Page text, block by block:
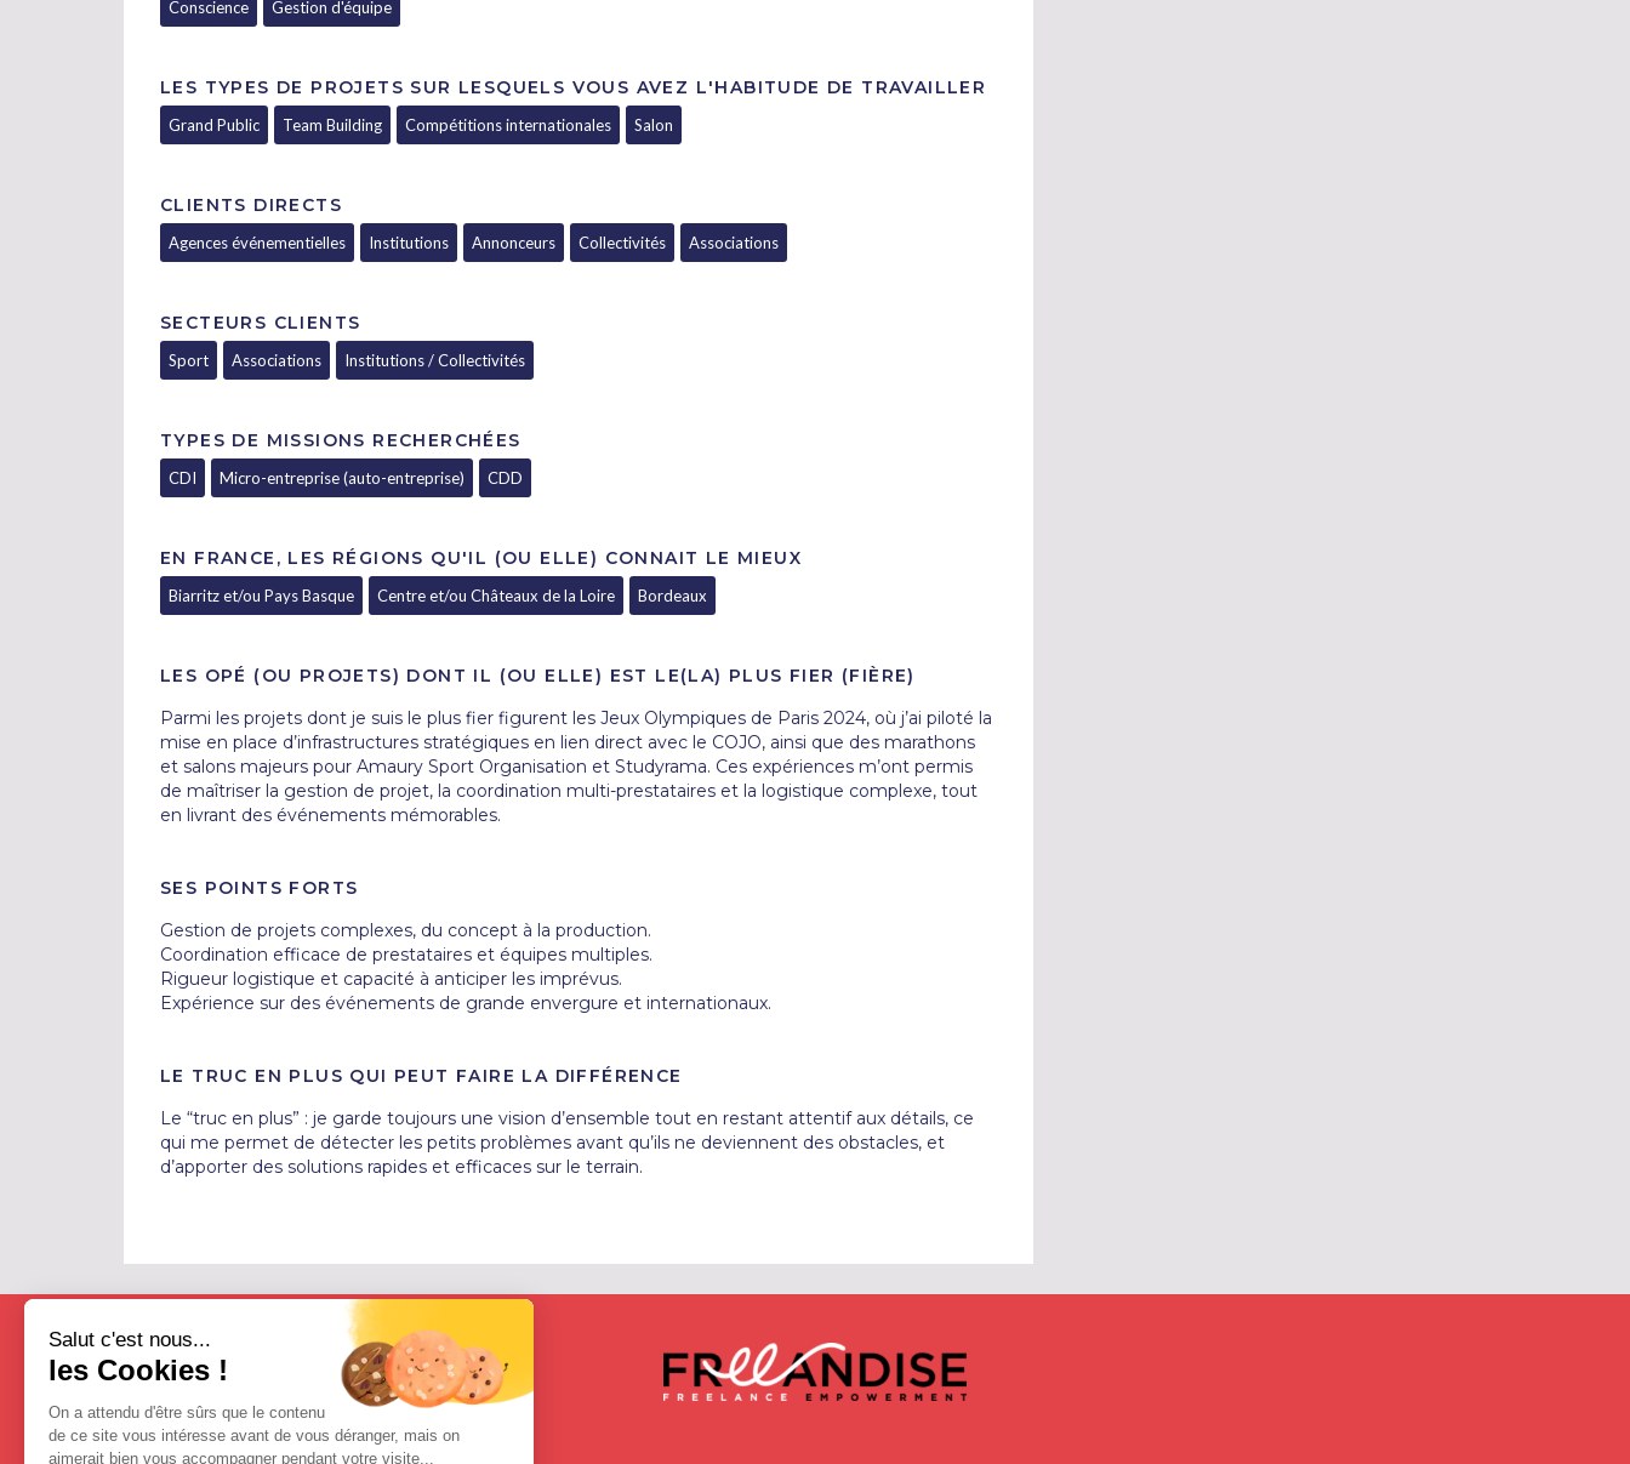
Salut c'est nous...
les Cookies !
On a attendu d'être sûrs que le contenu
de ce site vous intéresse avant de vous déranger, mais on
aimerait bien vous accompagner pendant votre visite...
Conscience Gestion d'équipe
LES TYPES DE PROJETS SUR LESQUELS VOUS AVEZ L'HABITUDE DE TRAVAILLER
Grand Public Team Building Compétitions internationales Salon
CLIENTS DIRECTS
Agences événementielles Institutions Annonceurs Collectivités Associations
SECTEURS CLIENTS
Sport Associations Institutions / Collectivités
TYPES DE MISSIONS RECHERCHÉES
CDI Micro-entreprise (auto-entreprise) CDD
EN FRANCE, LES RÉGIONS QU'IL (OU ELLE) CONNAIT LE MIEUX
Biarritz et/ou Pays Basque Centre et/ou Châteaux de la Loire Bordeaux
LES OPÉ (OU PROJETS) DONT IL (OU ELLE) EST LE(LA) PLUS FIER (FIÈRE)
Parmi les projets dont je suis le plus fier figurent les Jeux Olympiques de Paris 2024, où j’ai piloté la
mise en place d’infrastructures stratégiques en lien direct avec le COJO, ainsi que des marathons
et salons majeurs pour Amaury Sport Organisation et Studyrama. Ces expériences m’ont permis
de maîtriser la gestion de projet, la coordination multi-prestataires et la logistique complexe, tout
en livrant des événements mémorables.
SES POINTS FORTS
Gestion de projets complexes, du concept à la production.
Coordination efficace de prestataires et équipes multiples.
Rigueur logistique et capacité à anticiper les imprévus.
Expérience sur des événements de grande envergure et internationaux.
LE TRUC EN PLUS QUI PEUT FAIRE LA DIFFÉRENCE
Le “truc en plus” : je garde toujours une vision d’ensemble tout en restant attentif aux détails, ce
qui me permet de détecter les petits problèmes avant qu’ils ne deviennent des obstacles, et
d’apporter des solutions rapides et efficaces sur le terrain.